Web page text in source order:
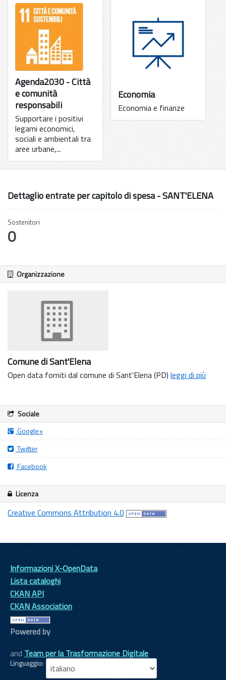
Agenda2030 - Città
e comunità
responsabili
Supportare i positivi
legami economici,
sociali e ambientali tra
aree urbane,...
Economia
Economia e finanze
Dettaglio entrate per capitolo di spesa - SANT'ELENA
Sostenitori
0
Organizzazione
Comune di Sant'Elena
Open data forniti dal comune di Sant'Elena (PD) leggi di più
Sociale
Google+
Twitter
Facebook
Licenza
Creative Commons Attribution 4.0
Informazioni X-OpenData
Lista cataloghi
CKAN API
CKAN Association
Powered by
and Team per la Trasformazione Digitale
Linguaggio